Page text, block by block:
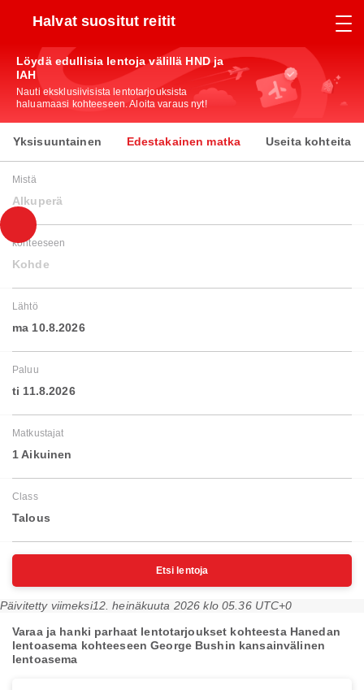
Halvat suositut reitit
Löydä edullisia lentoja välillä HND ja
IAH
Nauti eksklusiivisista lentotarjouksista
haluamaasi kohteeseen. Aloita varaus nyt!
Yksisuuntainen Edestakainen matka Useita kohteita
Mistä
Alkuperä
kohteeseen
Kohde
Lähtö
ma 10.8.2026
Paluu
ti 11.8.2026
Matkustajat
1 Aikuinen
Class
Talous
Etsi lentoja
Päivitetty viimeksi12. heinäkuuta 2026 klo 05.36 UTC+0
Varaa ja hanki parhaat lentotarjoukset kohteesta Hanedan
lentoasema kohteeseen George Bushin kansainvälinen
lentoasema